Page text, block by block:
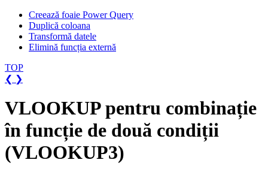
Creează foaie Power Query
Duplică coloana
Transformă datele
Elimină funcția externă
TOP
❮ ❯
VLOOKUP pentru combinație
în funcție de două condiții
(VLOOKUP3)